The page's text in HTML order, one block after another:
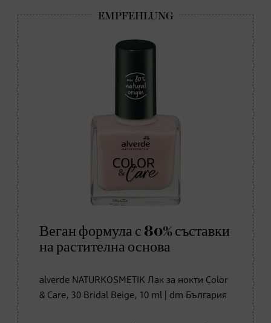
Веган формула с 80% съставки
на растителна основа
alverde NATURKOSMETIK Лак за нокти Color
& Care, 30 Bridal Beige, 10 ml | dm България